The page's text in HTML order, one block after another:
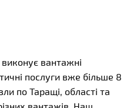
вантажні
послуги вже більше 8
по Таращі, області та